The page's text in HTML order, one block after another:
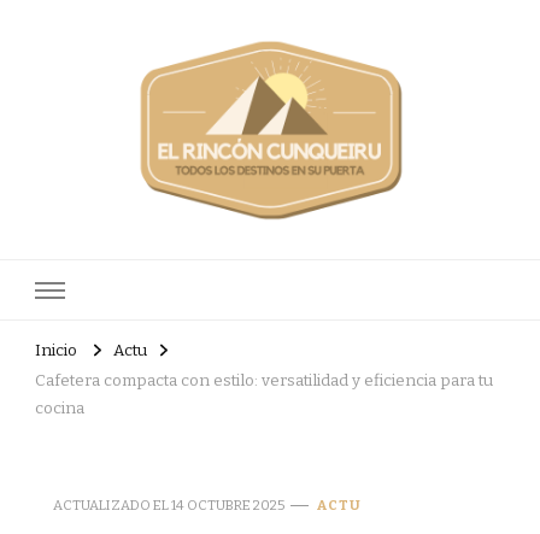
Inicio
Actu
Cafetera compacta con estilo: versatilidad y eficiencia para tu
cocina
ACTUALIZADO EL14 OCTUBRE 2025 ACTU